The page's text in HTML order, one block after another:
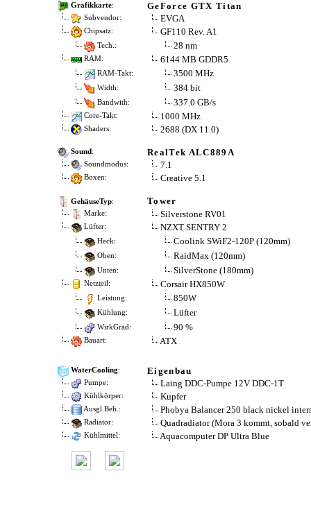
Grafikkarte: GeForce GTX Titan
Subvendor: EVGA
Chipsatz: GF110 Rev. A1
Tech.: 28 nm
RAM: 6144 MB GDDR5
RAM-Takt: 3500 MHz
Width: 384 bit
Bandwith: 337.0 GB/s
Core-Takt: 1000 MHz
Shaders: 2688 (DX 11.0)
Sound: RealTek ALC889A
Soundmodus: 7.1
Boxen: Creative 5.1
GehäuseTyp: Tower
Marke: Silverstone RV01
Lüfter: NZXT SENTRY 2
Heck: Coolink SWiF2-120P (120mm)
Oben: RaidMax (120mm)
Unten: SilverStone (180mm)
Netzteil: Corsair HX850W
Leistung: 850W
Kühlung: Lüfter
WirkGrad: 90 %
Bauart: ATX
WaterCooling: Eigenbau
Pumpe: Laing DDC-Pumpe 12V DDC-1T
Kühlkörper: Kupfer
Ausgl.Beh.: Phobya Balancer 250 black nickel
Radiator: Quadradiator (Mora 3 kommt, sobald
Kühlmittel: Aquacomputer DP Ultra Blue